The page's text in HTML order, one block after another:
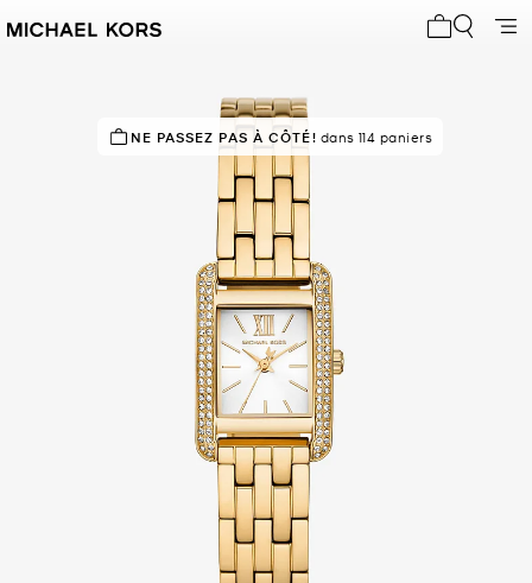
RECOMMANDÉpar 89% des acheteurs
NE PASSEZ PAS À CÔTÉ! dans 114 paniers